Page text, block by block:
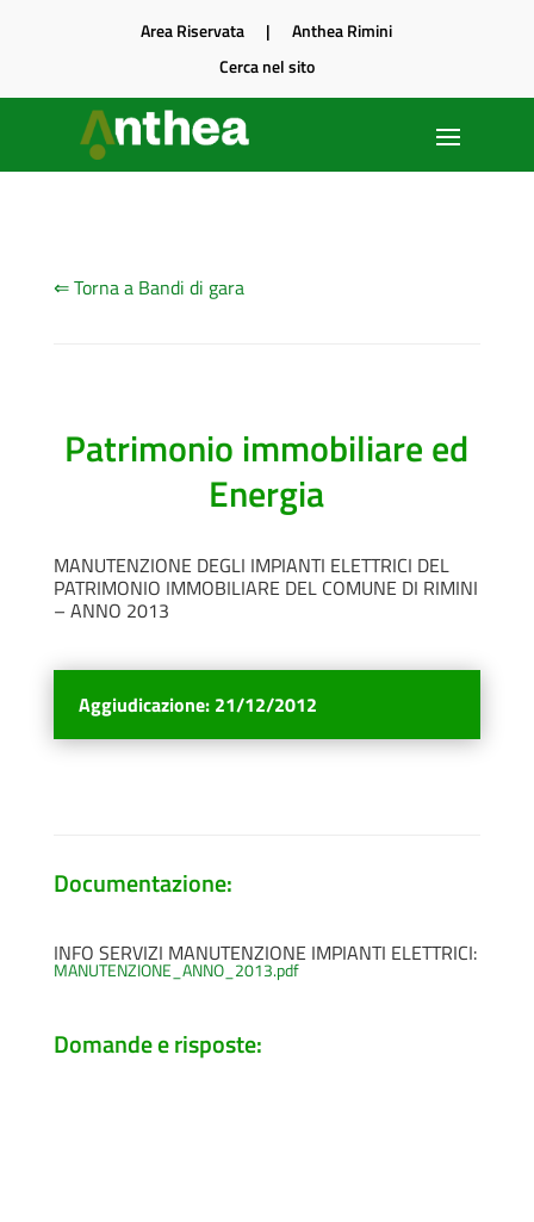
Area Riservata |Anthea Rimini
Cerca nel sito
⇐ Torna a Bandi di gara
Patrimonio immobiliare ed
Energia
MANUTENZIONE DEGLI IMPIANTI ELETTRICI DEL
PATRIMONIO IMMOBILIARE DEL COMUNE DI RIMINI
– ANNO 2013
Aggiudicazione: 21/12/2012
Documentazione:
INFO SERVIZI MANUTENZIONE IMPIANTI ELETTRICI:
MANUTENZIONE_ANNO_2013.pdf
Domande e risposte: